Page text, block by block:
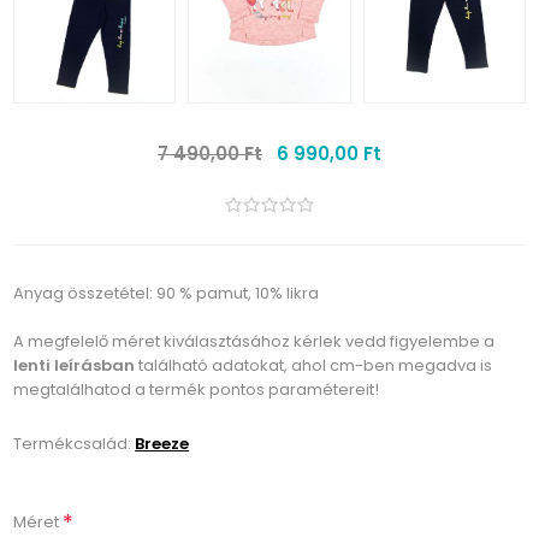
7 490,00 Ft 6 990,00 Ft
Anyag összetétel: 90 % pamut, 10% likra
A megfelelő méret kiválasztásához kérlek vedd figyelembe a
lenti leírásban található adatokat, ahol cm-ben megadva is
megtalálhatod a termék pontos paramétereit!
Termékcsalád: Breeze
Méret *